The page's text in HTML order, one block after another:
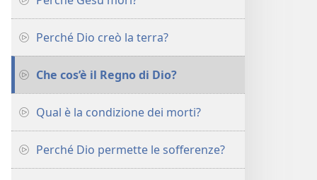
Perché Dio creò la terra?
Che cos’è il Regno di Dio?
Qual è la condizione dei morti?
Perché Dio permette le sofferenze?